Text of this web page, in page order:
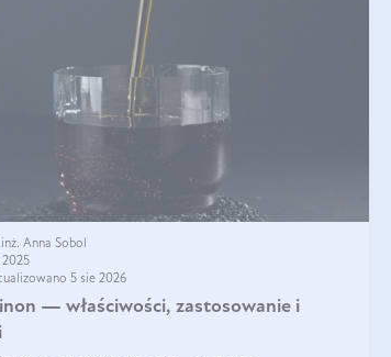
Anna Sobol
5 sie 2026
— właściwości, zastosowanie i